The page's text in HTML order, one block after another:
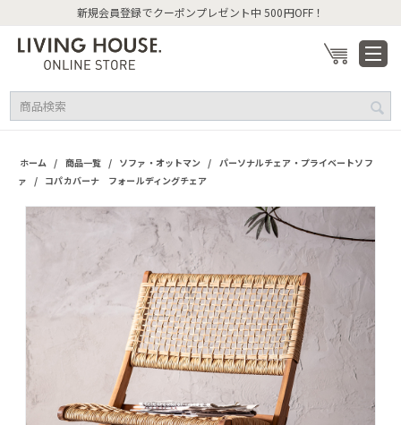
新規会員登録でクーポンプレゼント中 500円OFF！
ホーム / 商品一覧 / ソファ・オットマン / パーソナルチェア・プライベートソフ
ァ
/ コパカバーナ フォールディングチェア